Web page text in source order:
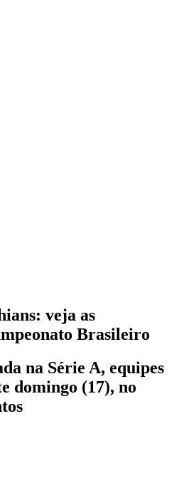
veja as
Brasileiro
na Série A, equipes
domingo (17), no